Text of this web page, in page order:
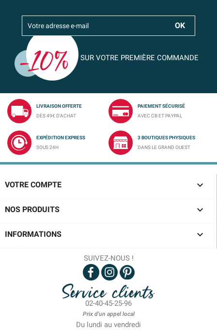
SUR VOTRE PREMIÈRE COMMANDE
LIVRAISON OFFERTE
DÈS 49€ D'ACHAT
PAIEMENT SÉCURISÉ
AVEC CB ET PAYPAL
EXPÉDITION EXPRESS
SOUS 24H
3 BOUTIQUES PHYSIQUES
DANS LE GRAND OUEST
VOTRE COMPTE 
NOS PRODUITS 
INFORMATIONS 
SUIVEZ-NOUS !
Service clients
02-40-45-25-96
Prix d'un appel local
Du lundi au vendredi